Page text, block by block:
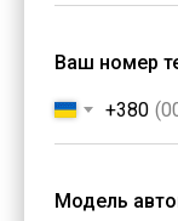
Ваш номер
+380
Модель